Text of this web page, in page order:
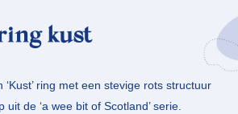
kust
ring met een stevige rots structuur
uit de ‘a wee bit of Scotland’ serie.